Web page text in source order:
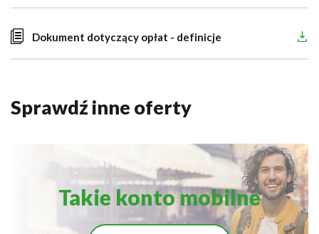
Dokument dotyczący opłat - definicje
Sprawdź inne oferty
Takie konto mobilne